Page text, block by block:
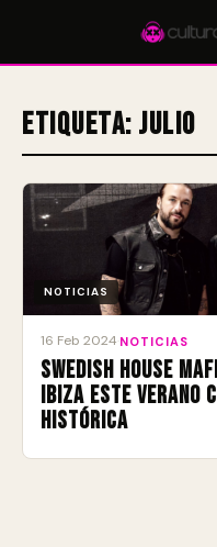
Accesos rápidos:🎪
Etiqueta: julio
NOTICIAS
16 Feb 2024 NOTICIAS
Swedish House
Ibiza este verano
histórica